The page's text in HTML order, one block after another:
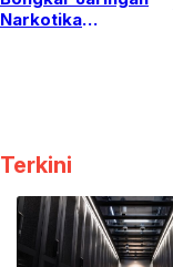
Narkotika
Terkini